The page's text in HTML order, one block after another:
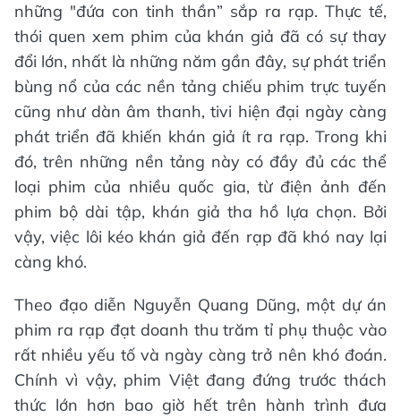
những "đứa con tinh thần” sắp ra rạp. Thực tế,
thói quen xem phim của khán giả đã có sự thay
đổi lớn, nhất là những năm gần đây, sự phát triển
bùng nổ của các nền tảng chiếu phim trực tuyến
cũng như dàn âm thanh, tivi hiện đại ngày càng
phát triển đã khiến khán giả ít ra rạp. Trong khi
đó, trên những nền tảng này có đầy đủ các thể
loại phim của nhiều quốc gia, từ điện ảnh đến
phim bộ dài tập, khán giả tha hồ lựa chọn. Bởi
vậy, việc lôi kéo khán giả đến rạp đã khó nay lại
càng khó.
Theo đạo diễn Nguyễn Quang Dũng, một dự án
phim ra rạp đạt doanh thu trăm tỉ phụ thuộc vào
rất nhiều yếu tố và ngày càng trở nên khó đoán.
Chính vì vậy, phim Việt đang đứng trước thách
thức lớn hơn bao giờ hết trên hành trình đưa